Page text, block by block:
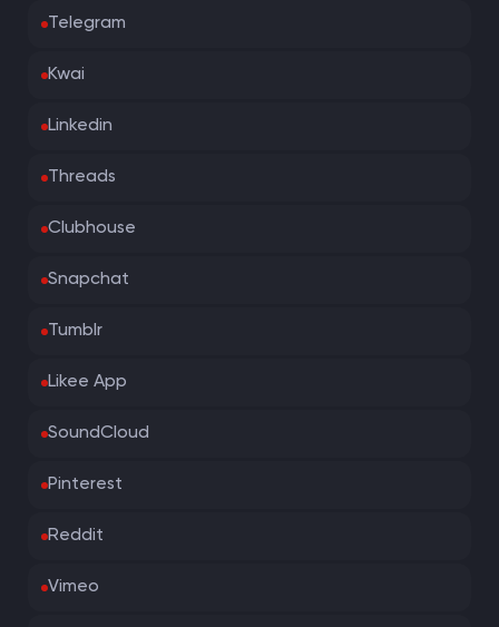
Telegram
Kwai
Linkedin
Threads
Clubhouse
Snapchat
Tumblr
Likee App
SoundCloud
Pinterest
Reddit
Vimeo